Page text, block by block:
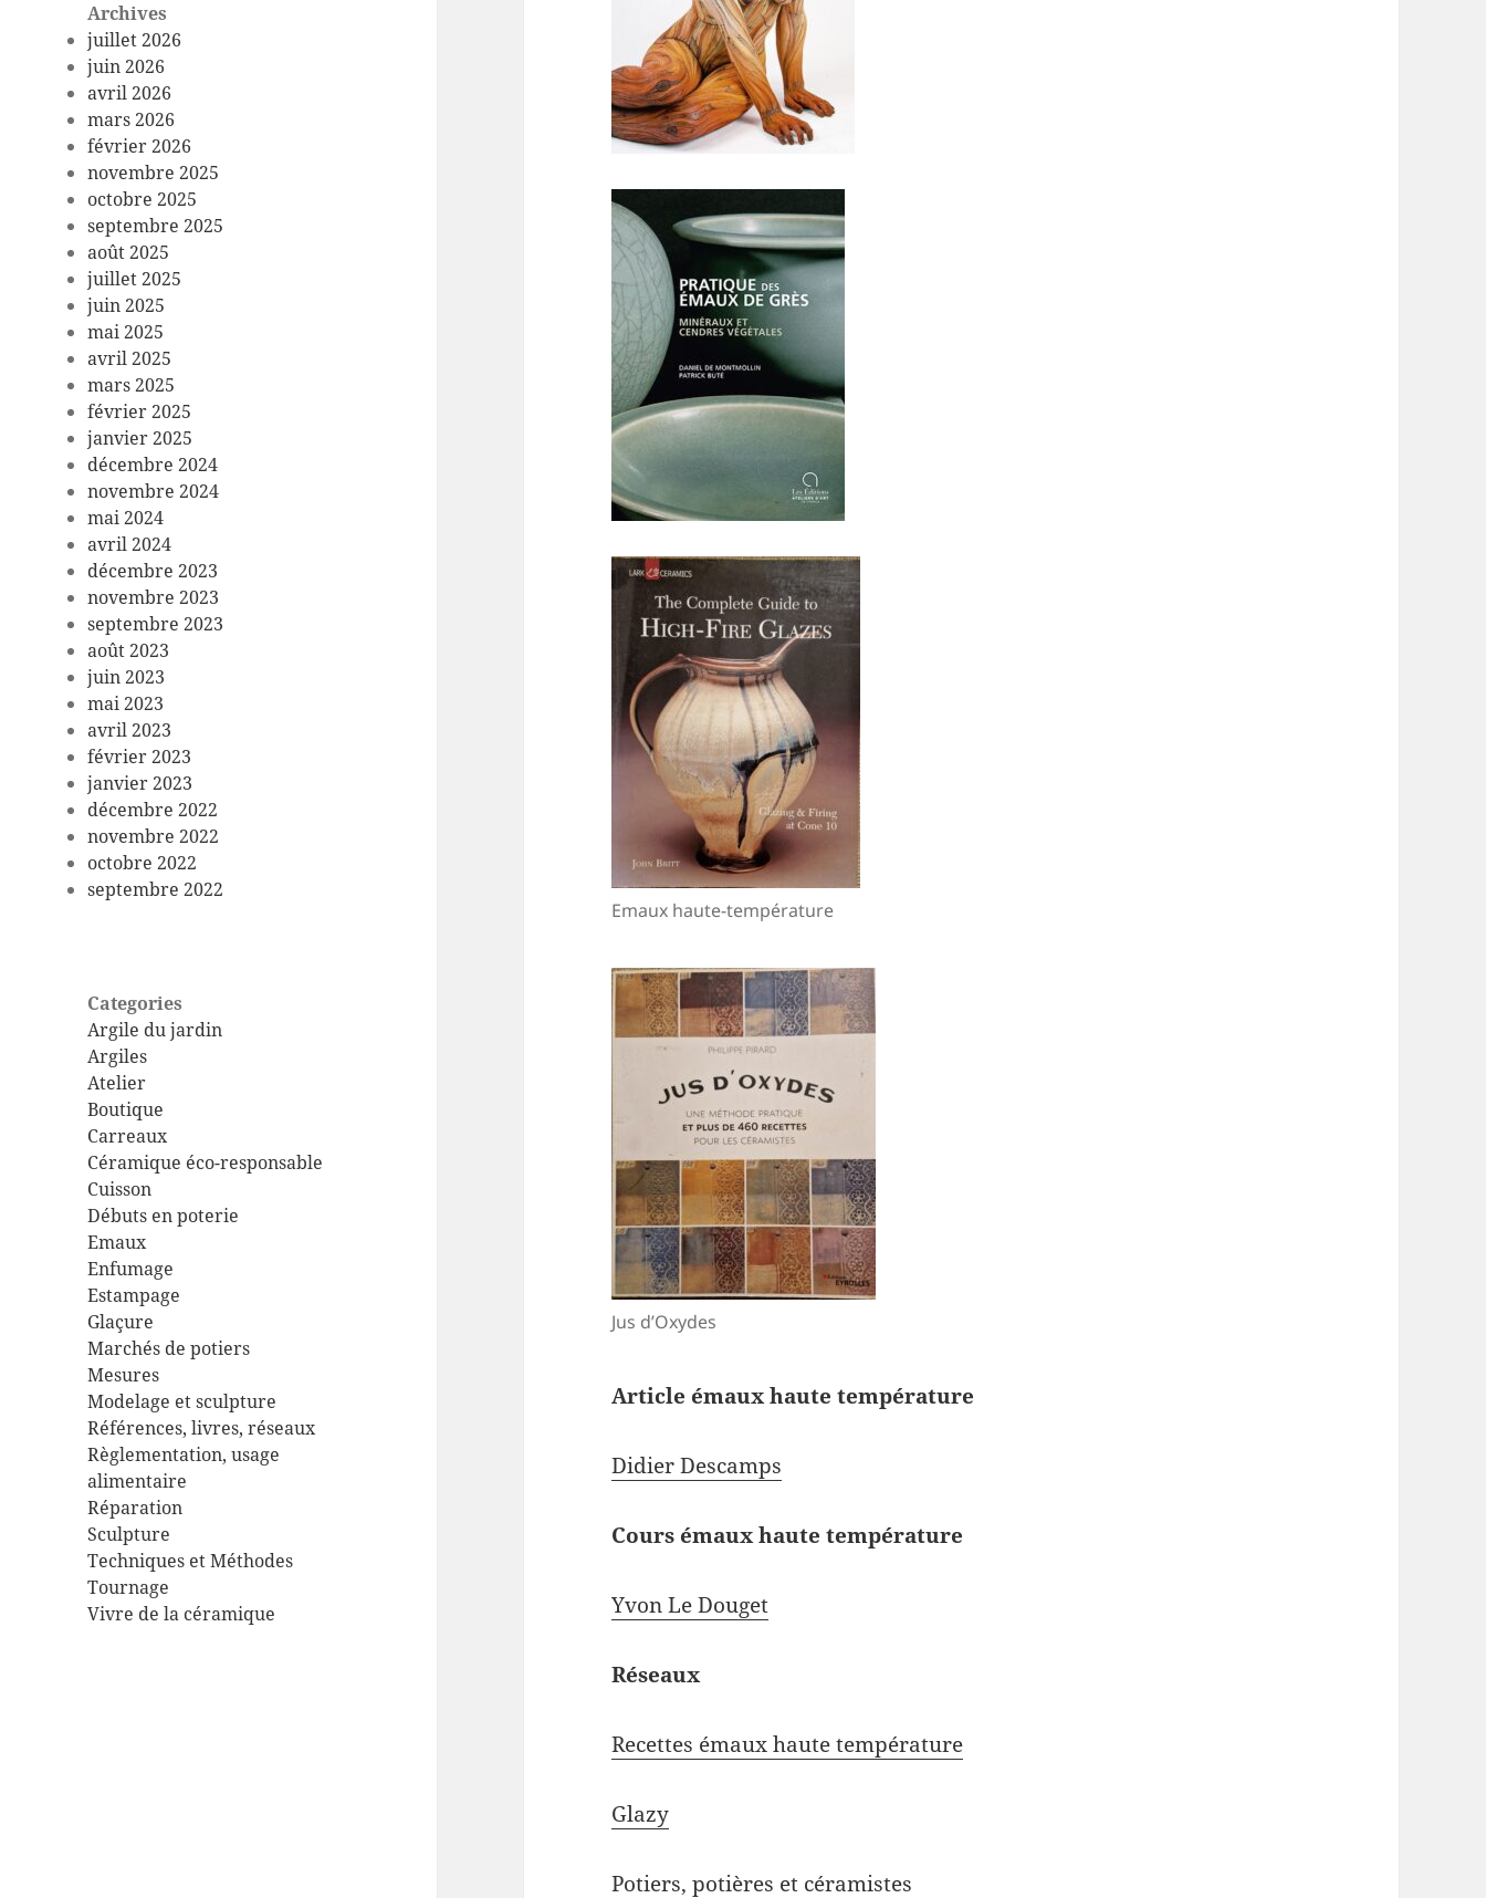
Archives
juillet 2026
juin 2026
avril 2026
mars 2026
février 2026
novembre 2025
octobre 2025
septembre 2025
août 2025
juillet 2025
juin 2025
mai 2025
avril 2025
mars 2025
février 2025
janvier 2025
décembre 2024
novembre 2024
mai 2024
avril 2024
décembre 2023
novembre 2023
septembre 2023
août 2023
juin 2023
mai 2023
avril 2023
février 2023
janvier 2023
décembre 2022
novembre 2022
octobre 2022
septembre 2022
Categories
Argile du jardin
Argiles
Atelier
Boutique
Carreaux
Céramique éco-responsable
Cuisson
Débuts en poterie
Emaux
Enfumage
Estampage
Glaçure
Marchés de potiers
Mesures
Modelage et sculpture
Références, livres, réseaux
Règlementation, usage
alimentaire
Réparation
Sculpture
Techniques et Méthodes
Tournage
Vivre de la céramique
Emaux haute-température
Jus d’Oxydes
Article émaux haute température
Didier Descamps
Cours émaux haute température
Yvon Le Douget
Réseaux
Recettes émaux haute température
Glazy
Potiers, potières et céramistes